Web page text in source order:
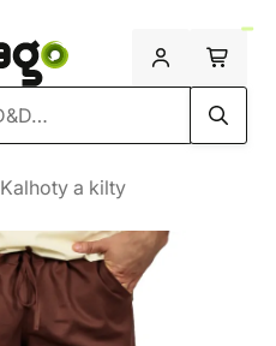
Kalhoty a kilty